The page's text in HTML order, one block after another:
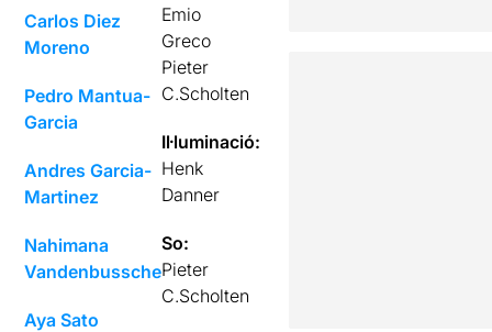
Carlos Diez
Moreno
Pedro Mantua-
Garcia
Andres Garcia-
Martinez
Nahimana
Vandenbussche
Aya Sato
Emio
Greco
Pieter
C.Scholten
Il·luminació:
Henk
Danner
So:
Pieter
C.Scholten